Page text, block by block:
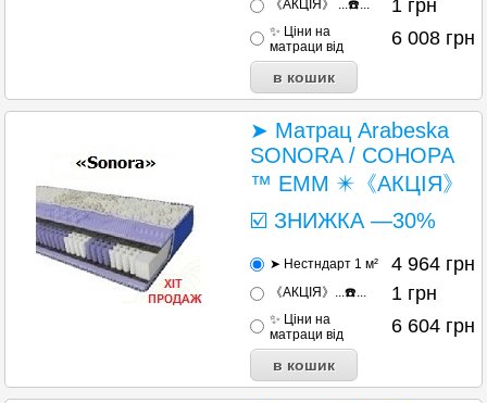
《АКЦІЯ》 ...☎️... 1 грн
✨ Ціни на
матраци від
6 008 грн
➤ Матрац Arabeska
SONORA / СОНОРА
™ ЕММ ✴️《АКЦІЯ》
☑️ ЗНИЖКА —30%
➤ Нестндарт 1 м² 4 964 грн
《АКЦІЯ》...☎️... 1 грн
✨ Ціни на
матраци від
6 604 грн